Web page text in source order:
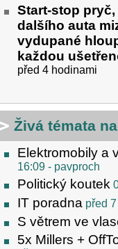
Start-stop
dalšího auta
vydupané
každou
před 4 hodinami
Živá témata
Elektromobily a
16:09 - pavproch
Politický koutek
IT poradna před
S větrem ve
5x Millers +